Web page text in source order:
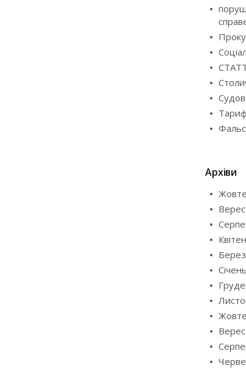
Архіви